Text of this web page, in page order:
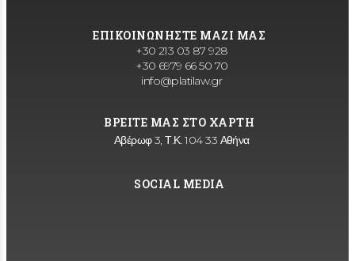
ΕΠΙΚΟΙΝΩΝΗΣΤΕ ΜΑΖΙ ΜΑΣ
+30 213 03 87 928
+30 6979 66 50 70
info@platilaw.gr
ΒΡΕΙΤΕ ΜΑΣ ΣΤΟ ΧΑΡΤΗ
Αβέρωφ 3, Τ.Κ. 104 33 Αθήνα
SOCIAL MEDIA